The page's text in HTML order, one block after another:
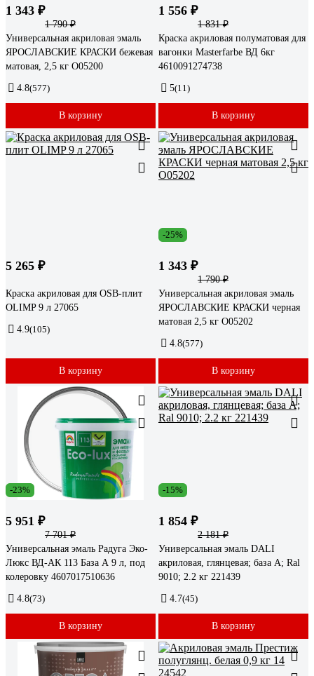
1 343 ₽
1 790 ₽
Универсальная акриловая эмаль
ЯРОСЛАВСКИЕ КРАСКИ бежевая
матовая, 2,5 кг О05200
4.8(577)
В корзину
1 556 ₽
1 831 ₽
Краска акриловая полуматовая для
вагонки Masterfarbe ВД 6кг
4610091274738
5(11)
В корзину
5 265 ₽
Краска акриловая для OSB-плит
OLIMP 9 л 27065
4.9(105)
В корзину
-25%
1 343 ₽
1 790 ₽
Универсальная акриловая эмаль
ЯРОСЛАВСКИЕ КРАСКИ черная
матовая 2,5 кг О05202
4.8(577)
В корзину
-23%
5 951 ₽
7 701 ₽
Универсальная эмаль Радуга Эко-
Люкс ВД-АК 113 База А 9 л, под
колеровку 4607017510636
4.8(73)
В корзину
-15%
1 854 ₽
2 181 ₽
Универсальная эмаль DALI
акриловая, глянцевая; база А; Ral
9010; 2.2 кг 221439
4.7(45)
В корзину